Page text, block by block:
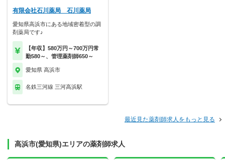
有限会社石川薬局 石川薬局
愛知県高浜市にある地域密着型の調
剤薬局です♪
【年収】580万円～700万円常
勤580～、管理薬剤師650～
愛知県 高浜市
名鉄三河線 三河高浜駅
最近見た薬剤師求人をもっと見る
高浜市(愛知県)エリアの薬剤師求人